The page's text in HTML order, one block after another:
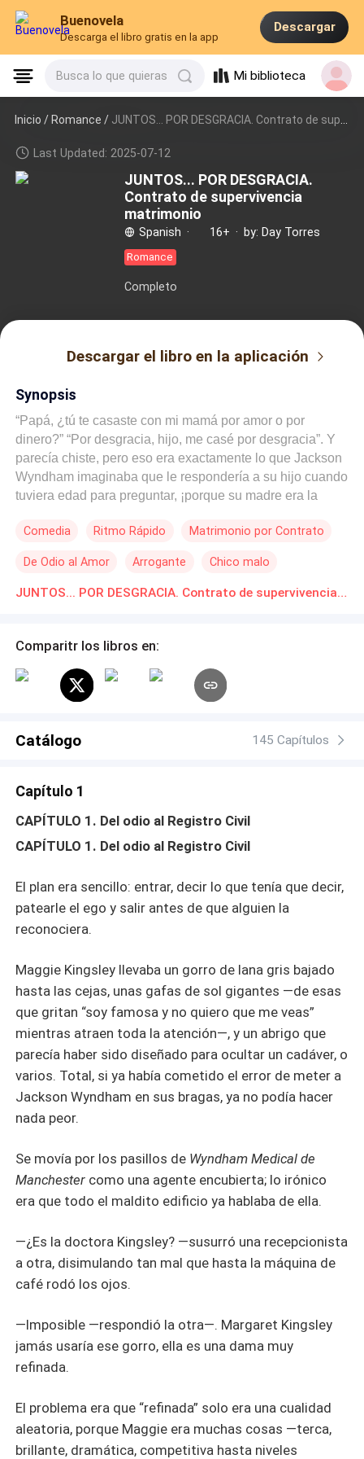
Buenovela
Descarga el libro gratis en la app
Descargar
Busca lo que quieras Mi biblioteca
Inicio /Romance / JUNTOS... POR DESGRACIA. Contrato de supervivencia matrimonio
Last Updated: 2025-07-12
JUNTOS... POR DESGRACIA.
Contrato de supervivencia
matrimonio
Spanish · 16+ · by: Day Torres
Romance
Completo
Descargar el libro en la aplicación
Synopsis
“Papá, ¿tú te casaste con mi mamá por amor o por
dinero?” “Por desgracia, hijo, me casé por desgracia”. Y
parecía chiste, pero eso era exactamente lo que Jackson
Wyndham imaginaba que le respondería a su hijo cuando
tuviera edad para preguntar, ¡porque su madre era la
loca que había conocido jamás! ¿El embarazo? Un
contrato de matrimonio? Absolutamente necesario para
tapar su imprudencia y mantener la reputación familiar.
el Colegio Médico de Manchester. Una lucha que no
y él se miraban a los ojos, los criados corrían a esconder
las escopetas de caza y los cuchillos de cocina.
traiciones familiares y amores perdidos, ¿podrán Jackson
Comedia Ritmo Rápido Matrimonio por Contrato
De Odio al Amor Arrogante Chico malo
JUNTOS... POR DESGRACIA. Contrato de supervivencia matrimonio Novelas Online Descarga gratuita de PDF
Comparitr los libros en:
Catálogo 145 Capítulos
Capítulo 1
CAPÍTULO 1. Del odio al Registro Civil
CAPÍTULO 1. Del odio al Registro Civil
El plan era sencillo: entrar, decir lo que tenía que decir,
patearle el ego y salir antes de que alguien la
reconociera.
Maggie Kingsley llevaba un gorro de lana gris bajado
hasta las cejas, unas gafas de sol gigantes —de esas
que gritan “soy famosa y no quiero que me veas”
mientras atraen toda la atención—, y un abrigo que
parecía haber sido diseñado para ocultar un cadáver, o
varios. Total, si ya había cometido el error de meter a
Jackson Wyndham en sus bragas, ya no podía hacer
nada peor.
Se movía por los pasillos de Wyndham Medical de
Manchester como una agente encubierta; lo irónico
era que todo el maldito edificio ya hablaba de ella.
—¿Es la doctora Kingsley? —susurró una recepcionista
a otra, disimulando tan mal que hasta la máquina de
café rodó los ojos.
—Imposible —respondió la otra—. Margaret Kingsley
jamás usaría ese gorro, ella es una dama muy
refinada.
El problema era que “refinada” solo era una cualidad
aleatoria, porque Maggie era muchas cosas —terca,
brillante, dramática, competitiva hasta niveles